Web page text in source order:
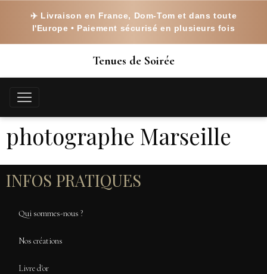
✈️ Livraison en France, Dom-Tom et dans toute
l'Europe • Paiement sécurisé en plusieurs fois
Tenues de Soirée
photographe Marseille
INFOS PRATIQUES
Qui sommes-nous ?
Nos créations
Livre d'or